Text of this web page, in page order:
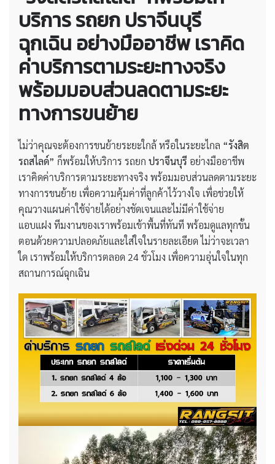
บริการรถยก ปราจีนบุรี
ฉุกเฉิน อย่างมืออาชีพ เราคิด
ค่าบริการตามระยะทางจริง
พร้อมมอบส่วนลดตามระยะ
ทางการขนย้าย
ไม่ว่าคุณจะต้องการขนย้ายระยะใกล้ หรือในระยะไกล “รังสิต
รถสไลด์” ก็พร้อมให้บริการ รถยก ปราจีนบุรี อย่างมืออาชีพ
เราคิดค่าบริการตามระยะทางจริง พร้อมมอบส่วนลดตามระยะ
ทางการขนย้าย เพื่อความคุ้มค่าที่ลูกค้าไว้วางใจ เพื่อช่วยให้
คุณวางแผนค่าใช้จ่ายได้อย่างชัดเจนและไม่มีค่าใช้จ่าย
แอบแฝง ทีมงานของเราพร้อมเข้าพื้นที่ทันที พร้อมดูแลทุกขั้น
ตอนด้วยความปลอดภัยและใส่ใจในรายละเอียด ไม่ว่าจะเวลา
ใด เราพร้อมให้บริการตลอด 24 ชั่วโมง เพื่อความอุ่นใจในทุก
สถานการณ์ฉุกเฉิน